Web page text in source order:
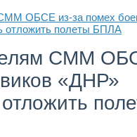
ОБСЕ из-за помех
отложить полеты БПЛА
СММ
«ДНР»